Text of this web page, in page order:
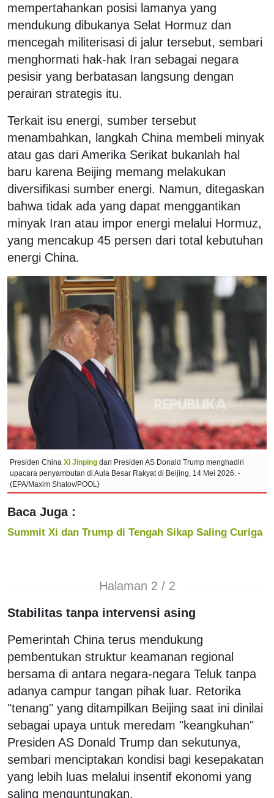
mempertahankan posisi lamanya yang
mendukung dibukanya Selat Hormuz dan
mencegah militerisasi di jalur tersebut, sembari
menghormati hak-hak Iran sebagai negara
pesisir yang berbatasan langsung dengan
perairan strategis itu.
Terkait isu energi, sumber tersebut
menambahkan, langkah China membeli minyak
atau gas dari Amerika Serikat bukanlah hal
baru karena Beijing memang melakukan
diversifikasi sumber energi. Namun, ditegaskan
bahwa tidak ada yang dapat menggantikan
minyak Iran atau impor energi melalui Hormuz,
yang mencakup 45 persen dari total kebutuhan
energi China.
Presiden China Xi Jinping dan Presiden AS Donald Trump menghadiri
upacara penyambutan di Aula Besar Rakyat di Beijing, 14 Mei 2026. -
(EPA/Maxim Shatov/POOL)
Baca Juga :
Summit Xi dan Trump di Tengah Sikap Saling Curiga
Halaman 2 / 2
Stabilitas tanpa intervensi asing
Pemerintah China terus mendukung
pembentukan struktur keamanan regional
bersama di antara negara-negara Teluk tanpa
adanya campur tangan pihak luar. Retorika
"tenang" yang ditampilkan Beijing saat ini dinilai
sebagai upaya untuk meredam "keangkuhan"
Presiden AS Donald Trump dan sekutunya,
sembari menciptakan kondisi bagi kesepakatan
yang lebih luas melalui insentif ekonomi yang
saling menguntungkan.